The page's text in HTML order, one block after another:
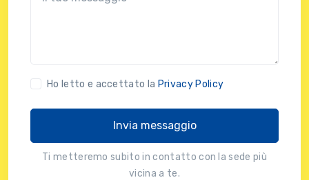
Ho letto e accettato la Privacy Policy
Invia messaggio
Ti metteremo subito in contatto con la sede più
vicina a te.